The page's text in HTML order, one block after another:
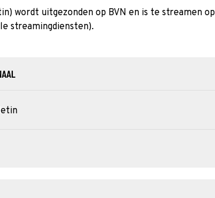
wordt uitgezonden op BVN en is te streamen op
streamingdiensten).